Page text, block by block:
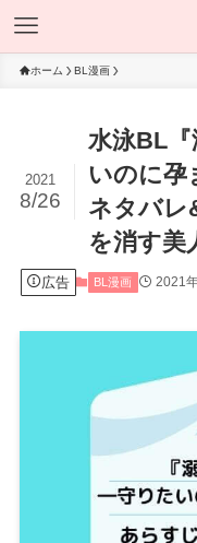
ホーム BL漫画
水泳BL
いのに
ネタバレ
を消す美
2021
8/26
広告 BL漫画 2021